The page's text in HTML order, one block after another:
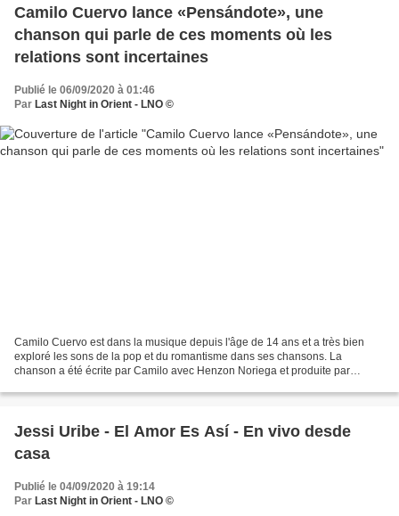
Camilo Cuervo lance «Pensándote», une
chanson qui parle de ces moments où les
relations sont incertaines
Publié le 06/09/2020 à 01:46
Par Last Night in Orient - LNO ©
Camilo Cuervo est dans la musique depuis l'âge de 14 ans et a très bien
exploré les sons de la pop et du romantisme dans ses chansons. La
chanson a été écrite par Camilo avec Henzon Noriega et produite par
Jessi Uribe - El Amor Es Así - En vivo desde
casa
Publié le 04/09/2020 à 19:14
Par Last Night in Orient - LNO ©